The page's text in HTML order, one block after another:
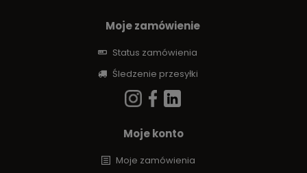
Moje zamówienie
Status zamówienia
Śledzenie przesyłki
Moje konto
Moje zamówienia